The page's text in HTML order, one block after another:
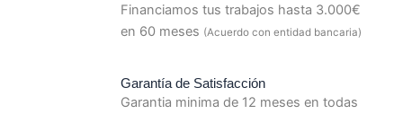
Financiamos tus trabajos hasta 3.000€
en 60 meses (Acuerdo con entidad bancaria)
Garantía de Satisfacción
Garantia minima de 12 meses en todas